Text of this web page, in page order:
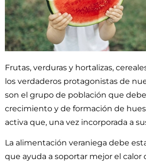
Frutas, verduras y hortalizas,
los verdaderos protagonistas de
son el grupo de población que
crecimiento y de formación de
activa que, una vez incorporada a
La alimentación veraniega debe
que ayuda a soportar mejor el